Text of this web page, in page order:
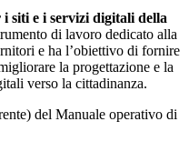
siti e i servizi digitali della
di lavoro dedicato alla
e ha l’obiettivo di fornire
la progettazione e la
verso la cittadinanza.
del Manuale operativo di